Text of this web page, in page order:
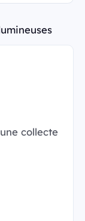
collecte